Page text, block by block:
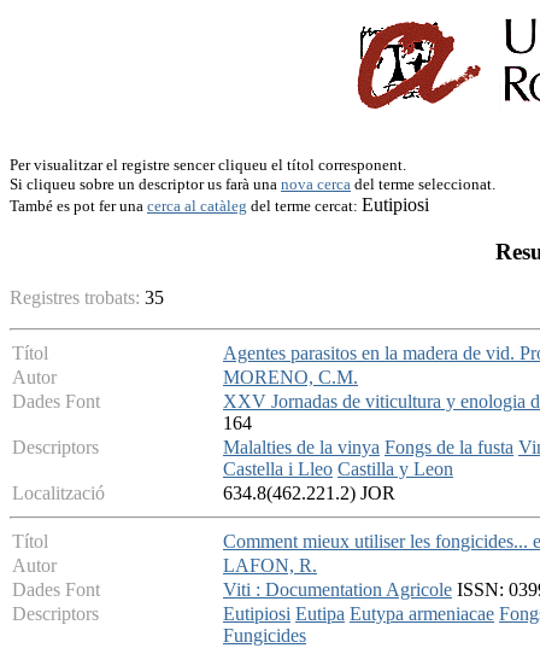
Per visualitzar el registre sencer cliqueu el títol corresponent.
Si cliqueu sobre un descriptor us farà una nova cerca del terme seleccionat.
També es pot fer una cerca al catàleg del terme cercat: Eutipiosi
Registres trobats: 35
Títol
Agentes parasitos en la madera de vid.
Autor
MORENO, C.M.
Dades Font
XXV Jornadas de viticultura y enologia
164
Descriptors
Malalties de la vinya Fongs de la fusta
Castella i Lleo Castilla y Leon
Localització
634.8(462.221.2) JOR
Títol
Comment mieux utiliser les fongicides...
Autor
LAFON, R.
Dades Font
Viti : Documentation Agricole ISSN:
Descriptors
Eutipiosi Eutipa Eutypa armeniacae
Fungicides